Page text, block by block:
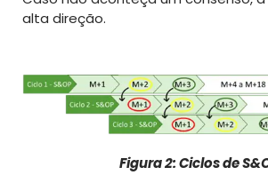
alta direção.
Figura 2: Ciclos de